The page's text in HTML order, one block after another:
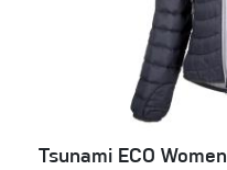
Tsunami ECO Women